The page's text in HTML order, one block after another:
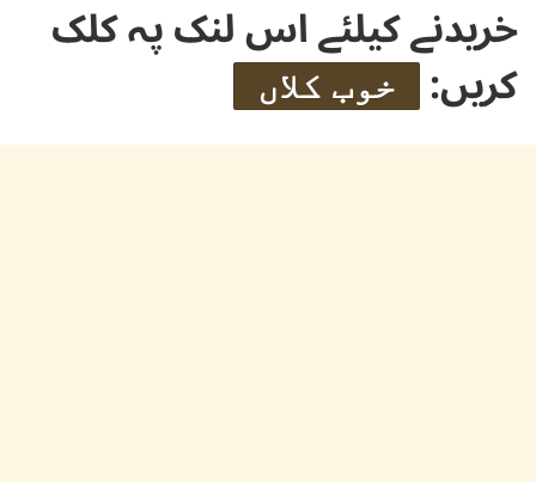
خریدنے کیلئے اس لنک پہ کلک
کریں: خوب کلاں